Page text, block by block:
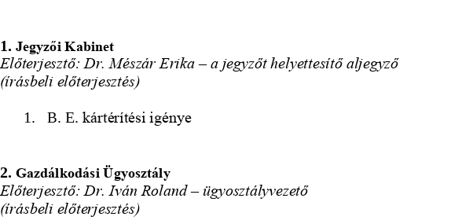
1. Jegyzői Kabinet
Előterjesztő: Dr. Mészár Erika –a jegyzőt helyettesítő aljegyző
(írásbeli előterjesztés)
1. B. E. kártérítési igénye
2. Gazdálkodási Ügyosztály
Előterjesztő: Dr. Iván Roland –ügyosztályvezető
(írásbeli előterjesztés)